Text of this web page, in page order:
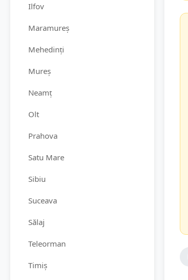
Ilfov
Maramureș
Mehedinți
Mureș
Neamț
Olt
Prahova
Satu Mare
Sibiu
Suceava
Sălaj
Teleorman
Timiș